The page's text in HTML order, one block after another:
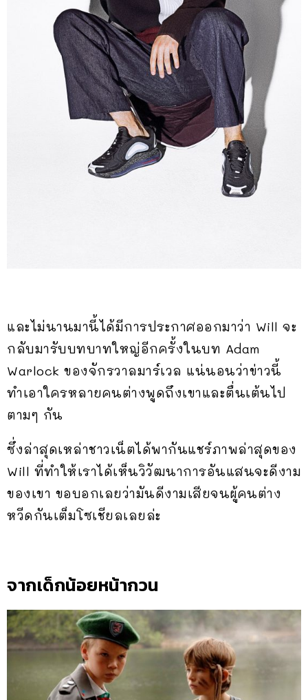
และไม่นานมานี้ได้มีการประกาศออกมาว่า Will จะ
กลับมารับบทบาทใหญ่อีกครั้งในบท Adam
Warlock ของจักรวาลมาร์เวล แน่นอนว่าข่าวนี้
ทำเอาใครหลายคนต่างพูดถึงเขาและตื่นเต้นไป
ตามๆ กัน
ซึ่งล่าสุดเหล่าชาวเน็ตได้พากันแชร์ภาพล่าสุดของ
Will ที่ทำให้เราได้เห็นวิวัฒนาการอันแสนจะดีงาม
ของเขา ขอบอกเลยว่ามันดีงามเสียจนผู้คนต่าง
หวีดกันเต็มโซเชียลเลยล่ะ
จากเด็กน้อยหน้ากวน